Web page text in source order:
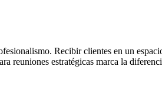
Recibir clientes en un
reuniones estratégicas marca la